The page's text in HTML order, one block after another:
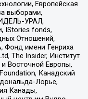
Европейская
выборами,
УРАЛ,
IStories fonds,
Отношений,
имени Генриха
The Insider, Институт
Восточной Европы,
Канадский
Лорье,
Канады,